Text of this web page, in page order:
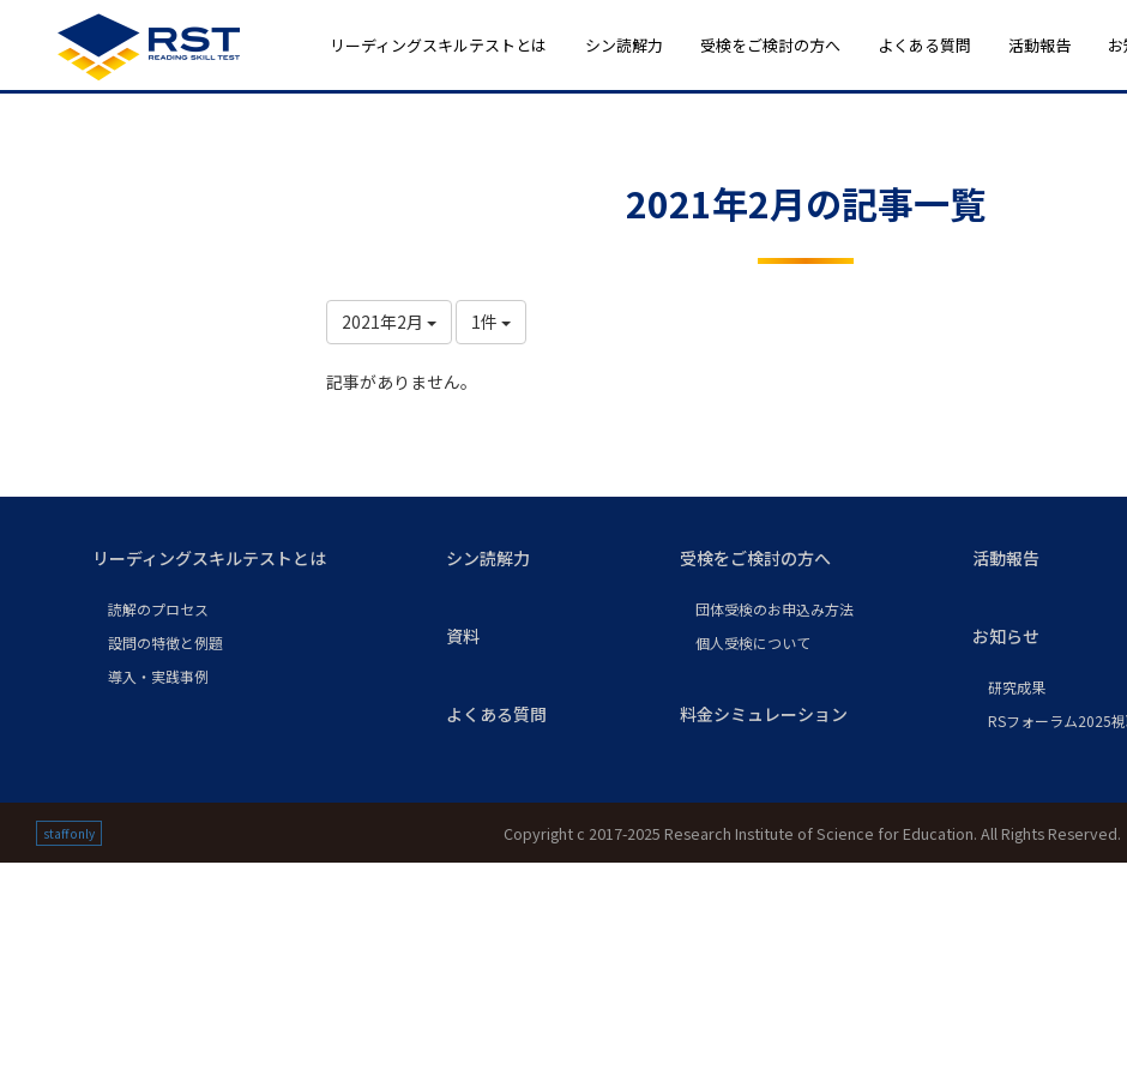
リーディングスキルテストとは シン読解力 受検をご検討の方へ よくある質問 活動報告
2021年2月の記事一覧
2021年2月 1件
記事がありません。
リーディングスキルテストとは
読解のプロセス
設問の特徴と例題
導入・実践事例
シン読解力 受検をご検討の方へ
団体受検のお申込み方法
個人受検について
料金シミュレーション
資料
よくある質問
活動報告
お知らせ
研究成果
RSフォーラム2025
staff only Copyright c 2017-2025 Research Institute of Science for Education. All Rights Reserved.